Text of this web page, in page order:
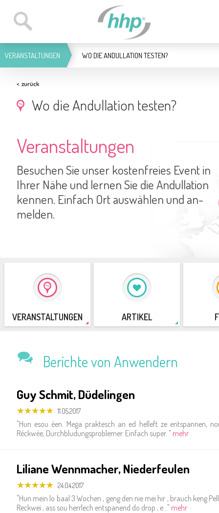
VER­AN­STAL­TUN­GEN WO DIE AN­DUL­LA­TI­ON TESTEN?
< zurück
Wo die An­dul­la­ti­on testen?
Ver­an­stal­tun­gen
Be­su­chen Sie unser kos­ten­frei­es Event in
Ihrer Nähe und lernen Sie die An­dul­la­ti­on
kennen. Ein­fach Ort aus­wäh­len und an­
mel­den.
VER­AN­STAL­TUN­GEN AR­TI­KEL
Be­rich­te von An­wen­dern
Guy Schmit, Dü­de­lin­gen
11.05.2017
"Hun esou éen. Mega prak­tesch an ed hel­l­eft ze ent­span­nen,
Réckwée, Durch­blu­dungs­pro­ble­mer. Ein­fach super. " mehr
Li­lia­ne Wenn­ma­cher, Nie­der­feu­len
24.04.2017
"Hun mein lo baal 3 Wochen , geng den nie mei hir , brauch keng
Reck­wei , ass sou herr­lech ent­spa­nend do drop , e..." mehr